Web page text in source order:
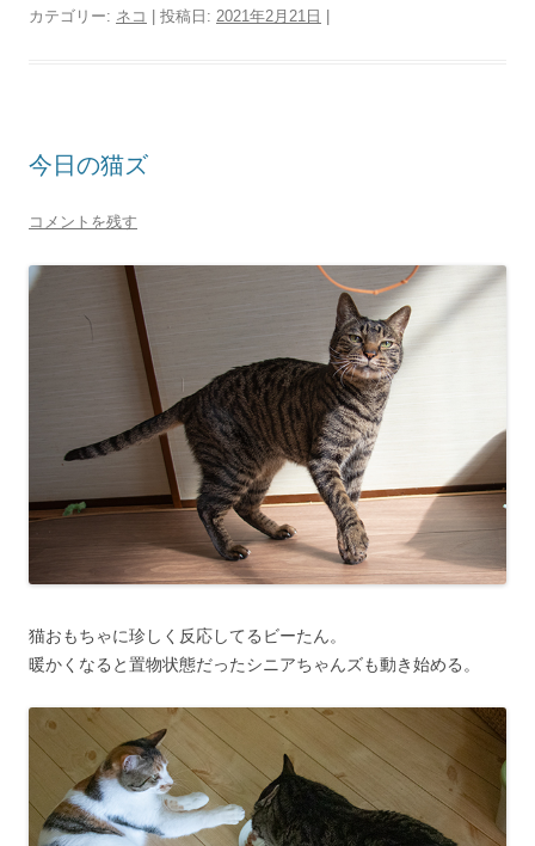
カテゴリー: ネコ | 投稿日: 2021年2月21日
今日の猫ズ
コメントを残す
猫おもちゃに珍しく反応してるビーたん。
暖かくなると置物状態だったシニアちゃんズも動き始める。